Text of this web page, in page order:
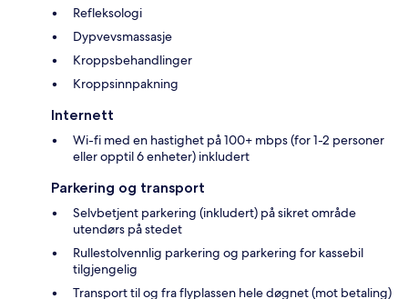
Refleksologi
Dypvevsmassasje
Kroppsbehandlinger
Kroppsinnpakning
Internett
Wi-fi med en hastighet på 100+ mbps (for 1-2 personer
eller opptil 6 enheter) inkludert
Parkering og transport
Selvbetjent parkering (inkludert) på sikret område
utendørs på stedet
Rullestolvennlig parkering og parkering for kassebil
tilgjengelig
Transport til og fra flyplassen hele døgnet (mot betaling)